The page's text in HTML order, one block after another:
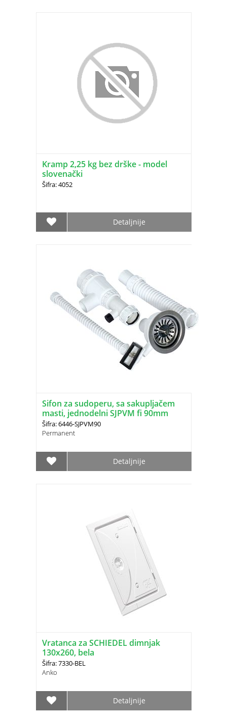
Kramp 2,25 kg bez drške - model
slovenački
Šifra: 4052
Detaljnije
Sifon za sudoperu, sa sakupljačem
masti, jednodelni SJPVM fi 90mm
Šifra: 6446-SJPVM90
Permanent
Detaljnije
Vratanca za SCHIEDEL dimnjak
130x260, bela
Šifra: 7330-BEL
Anko
Detaljnije